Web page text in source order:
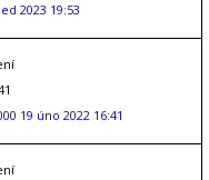
2023 19:53
19 úno 2022 16:41